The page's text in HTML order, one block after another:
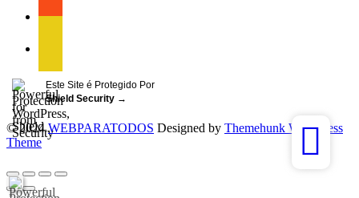
Este Site é Protegido Por
Shield Security →
© 2024WEBPARATODOS Designed by Themehunk WordPress
Theme